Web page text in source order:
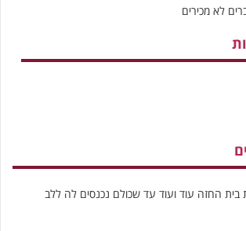
בית החזה עוד ועוד עד שכולם נכנסים לה ללב
לא מכירים